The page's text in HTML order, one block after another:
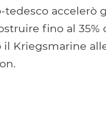
accelerò
fino al
il Kriegsmarine